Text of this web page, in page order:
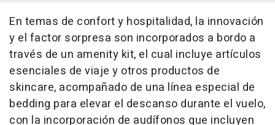
En temas de confort y hospitalidad, la innovación
y el factor sorpresa son incorporados a bordo a
través de un amenity kit, el cual incluye artículos
esenciales de viaje y otros productos de
skincare, acompañado de una línea especial de
bedding para elevar el descanso durante el vuelo,
con la incorporación de audífonos que incluyen